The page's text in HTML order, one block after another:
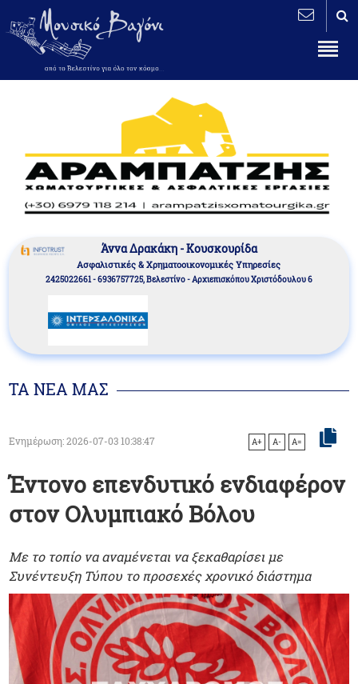
Άννα Δρακάκη - Κουσκουρίδα
Aσφαλιστικές & Χρηματοοικονομικές Υπηρεσίες
2425022661 - 6936757725, Βελεστίνο - Αρχιεπισκόπου Χριστόδουλου 6
ΤΑ ΝΕΑ ΜΑΣ
Ενημέρωση: 2026-07-03 10:38:47 A+ A- A=
Έντονο επενδυτικό ενδιαφέρον
στον Ολυμπιακό Βόλου
Με το τοπίο να αναμένεται να ξεκαθαρίσει με
Συνέντευξη Τύπου το προσεχές χρονικό διάστημα